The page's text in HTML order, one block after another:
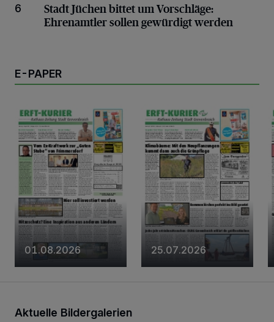
6
Ehrenamtler sollen gewürdigt werden
Stadt Jüchen bittet um Vorschläge:
Ehrenamtler sollen gewürdigt werden
E-PAPER
01.08.2026 25.07.2026
Aktuelle Bildergalerien